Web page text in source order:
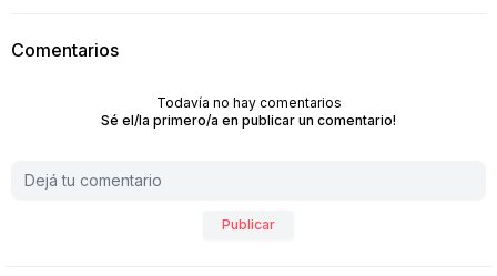
Comentarios
Todavía no hay comentarios
Sé el/la primero/a en publicar un comentario!
Publicar